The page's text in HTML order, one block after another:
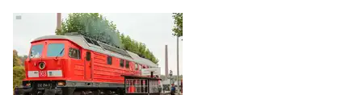
Meiningen ·UM·
München-Heimeranplatz
Neunkirchen (Saar)